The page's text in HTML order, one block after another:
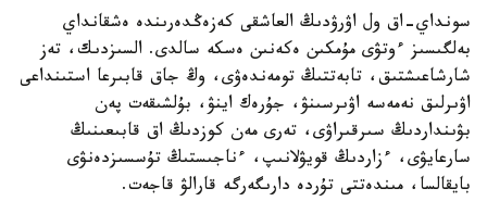
سونداي-اق ول اۋرۋدىڭ العاشقى كەزەڭدەرىندە ەشقانداي
بەلگىسىز ءوتۋى مۇمكىن ەكەنىن ەسكە سالدى. السىزدىك، تەز
شارشاعىشتىق، تابەتتىڭ تومەندەۋى، وڭ جاق قابىرعا استىنداعى
اۋىرلىق نەمەسە اۋىرسىنۋ، جۇرەك اينۋ، بۇلشىقەت پەن
بۋىنداردىڭ سىرقىراۋى، تەرى مەن كوزدىڭ اق قابىعىنىڭ
سارعايۋى، ءزاردىڭ قويۋلانىپ، ءناجىستىڭ تۇسسىزدەنۋى
بايقالسا، مىندەتتى تۇردە دارىگەرگە قارالۋ قاجەت.